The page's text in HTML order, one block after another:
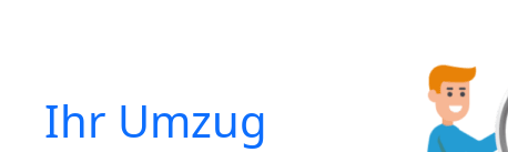
Ihr Umzug